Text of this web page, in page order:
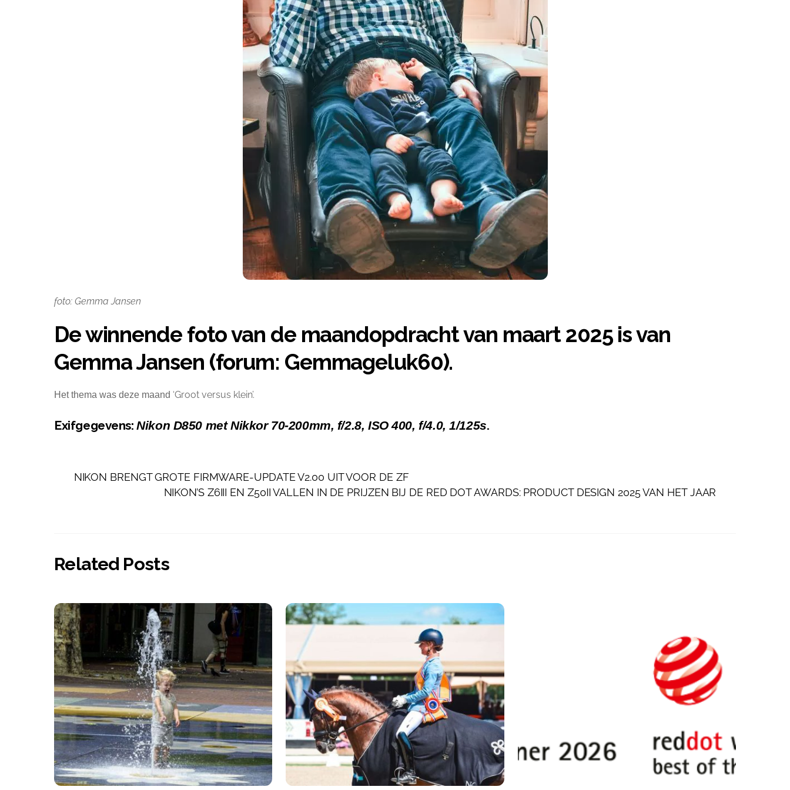
foto: Gemma Jansen
De winnende foto van de maandopdracht van maart 2025 is van
Gemma Jansen (forum: Gemmageluk60).
Het thema was deze maand ‘Groot versus klein’.
Exifgegevens:Nikon D850 met Nikkor 70-200mm, f/2.8, ISO 400, f/4.0, 1/125s.
NIKON BRENGT GROTE FIRMWARE-UPDATE V2.00 UIT VOOR DE ZF
NIKON’S Z6III EN Z50II VALLEN IN DE PRIJZEN BIJ DE RED DOT AWARDS: PRODUCT DESIGN 2025 VAN HET JAAR
Related Posts